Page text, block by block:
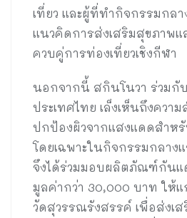
เที่ยว และผู้ที่ทำกิจกรรมกลา
แนวคิดการส่งเสริมสุขภาพ
ควบคู่การท่องเที่ยวเชิงกีฬา
นอกจากนี้ สกินโนวา ร่วมกั
ประเทศไทย เล็งเห็นถึงควา
ปกป้องผิวจากแสงแดดสำหรั
โดยเฉพาะในกิจกรรมกลาง
จึงได้ร่วมมอบผลิตภัณฑ์กันแ
มูลค่ากว่า 30,000 บาท ให้แ
วัดสุวรรณรังสรรค์ เพื่อส่งเ